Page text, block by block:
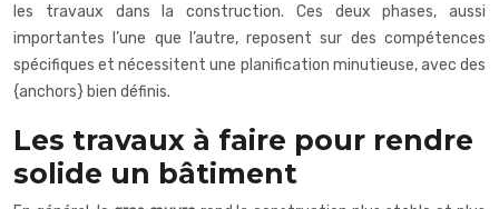
les travaux dans la construction. Ces deux phases, aussi
importantes l’une que l’autre, reposent sur des compétences
spécifiques et nécessitent une planification minutieuse, avec des
{anchors} bien définis.
Les travaux à faire pour rendre
solide un bâtiment